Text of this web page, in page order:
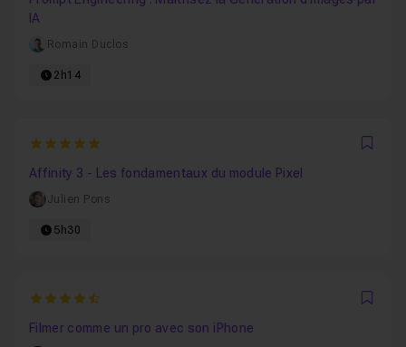
IA
Romain Duclos
2h14
5
Affinity 3 - Les fondamentaux du module Pixel
Julien Pons
5h30
4.6666666666667
Filmer comme un pro avec son iPhone